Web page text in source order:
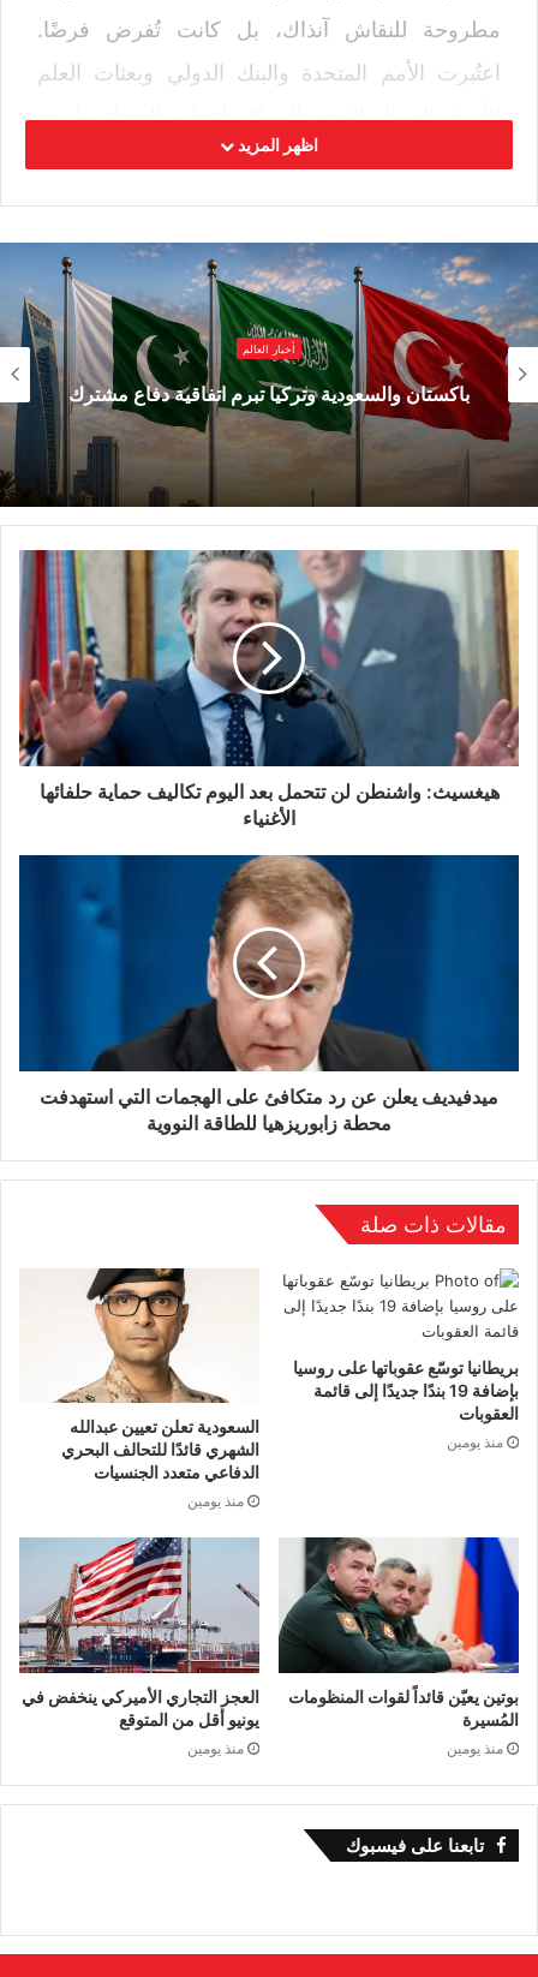
مطروحة للنقاش آنذاك، بل كانت تُفرض فرضًا.
اعتُبرت الأمم المتحدة والبنك الدولي وبعثات العلم
الأزرق السبيل الوحيد الممكن لتنظيم الفضاء ما بعد
الحرب. جرى إضفاء الطابع الرسمي على الإدارة
الخارجية للأراضي (تيمور الشرقية، كوسوفو، البوسنة)
كإجراء رسمي، محاطًا بولايات وإدارات، وذلك التعقيد
الخاص بالأمم المتحدة الذي يُعدّ شكلًا من أشكال
الشرعية.
مجلس السلام الذي أنشأه دونالد ترامب في أواخر
عام 2025 تتويجًا لخطته المكونة من عشرين نقطة
لغزة، لا يتبع هذا التقليد إلا ظاهريًا. فهو يحمل قرارًا
من مجلس الأمن، وملزم بتقديم تقرير كل ستة
أشهر، وتمتد ولايته حتى نهاية عام 2027، تمامًا كأي
منظمة بالغة. لكن في غضون عام واحد فقط من
إنشائه، تحوّل إلى مؤسسة بلا أصول، وقوة بلا جندي
واحد، وحكومة ممنوعة من دخول أراضيها، وموقع
إلكتروني لا يزال يُدرج فيه اسم رجل خسر الانتخابات
كرئيس وزراء المجر.
من السهل وصف هذا بالفشل، وهذا صحيح جزئيًا:
فشل ترامب، وغروره، وأسلوبه في إدارة
الدبلوماسية وكأنها صفقة. لكن الفشل يوحي ببديل
واقعي: قليل من المال، وقليل من القوات، وكان
الوضع سينتهي. لكن ماذا لو لم يكن هناك أساسٌ يُبنى
عليه الأمر من الأساس؟ حينها لن يكون الأمر مجرد
انهيار. لدينا بصمة واضحة للعصر الذي أنجبه. صندوقٌ
فارغ، في هذه الحالة، لا يُشير حتى إلى غزة، بل إلى
حالنا جميعًا. وموقع إلكتروني مُجمّد يحمل صور قادة
النظام العالمي من بين كل ما صدر في العامين
الماضيين.
ما تم وعد به وما تم بناؤه
إن حجم الوعد ليس سوى نصف الحكاية. ففي خريف
عام 2025، وبعد أكثر من عامين من الحرب التي
دمرت الجيب لدرجة أنه لم يعد يُقاس بالمباني بل
وقد نجحت المرحلة الأولى (وقف إطلاق النار، وتبادل
اظهر المزيد
أخبار العالم
باكستان والسعودية وتركيا تبرم اتفاقية دفاع مشترك
هيغسيث: واشنطن لن تتحمل بعد اليوم تكاليف حماية حلفائها
الأغنياء
ميدفيديف يعلن عن رد متكافئ على الهجمات التي استهدفت
محطة زابوريزهيا للطاقة النووية
مقالات ذات صلة
بريطانيا توسّع عقوباتها على روسيا
بإضافة 19 بندًا جديدًا إلى قائمة
العقوبات
منذ يومين
السعودية تعلن تعيين عبدالله
الشهري قائدًا للتحالف البحري
الدفاعي متعدد الجنسيات
منذ يومين
بوتين يعيّن قائداً لقوات المنظومات
المُسيرة
منذ يومين
العجز التجاري الأميركي ينخفض في
يونيو أقل من المتوقع
منذ يومين
تابعنا على فيسبوك